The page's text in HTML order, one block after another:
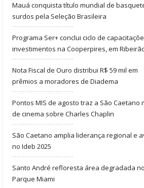
Mauá conquista título mundial de
surdos pela Seleção Brasileira
Programa Ser+ conclui ciclo de
investimentos na Cooperpires, em
Nota Fiscal de Ouro distribui R$ 59 mil em
prêmios a moradores de Diadema
Pontos MIS de agosto traz a São Caetano
de cinema sobre Charles Chaplin
São Caetano amplia liderança regional e
no Ideb 2025
Santo André refloresta área degradada no
Parque Miami